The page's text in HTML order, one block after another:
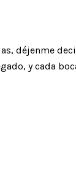
déjenme
y cada